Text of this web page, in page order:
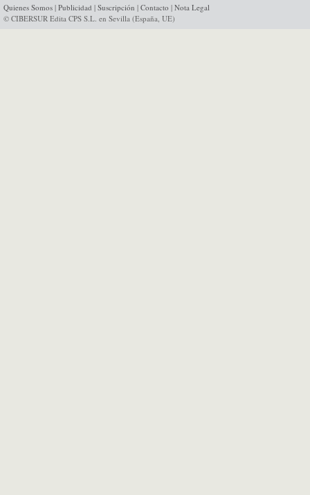
Quienes Somos | Publicidad | Suscripción | Contacto | Nota Legal
© CIBERSUR Edita CPS S.L. en Sevilla (España, UE)